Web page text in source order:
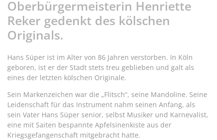
Oberbürgermeisterin Henriette
Reker gedenkt des kölschen
Originals.
Hans Süper ist im Alter von 86 Jahren verstorben. In Köln
geboren, ist er der Stadt stets treu geblieben und galt als
eines der letzten kölschen Originale.
Sein Markenzeichen war die „Flitsch“, seine Mandoline. Seine
Leidenschaft für das Instrument nahm seinen Anfang, als
sein Vater Hans Süper senior, selbst Musiker und Karnevalist,
eine mit Saiten bespannte Apfelsinenkiste aus der
Kriegsgefangenschaft mitgebracht hatte.